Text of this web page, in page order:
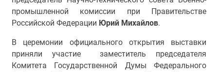
промышленной комиссии при Правительстве
Российской Федерации Юрий Михайлов.
В церемонии официального открытия выставки
приняли участие заместитель председателя
Комитета Государственной Думы Федерального